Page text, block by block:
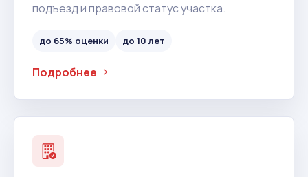
подъезд и правовой статус участка.
до 65% оценки до 10 лет
Подробнее